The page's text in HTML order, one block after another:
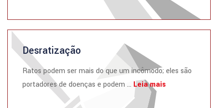
Desratização
Ratos podem ser mais do que um incômodo; eles são
portadores de doenças e podem ... Leia mais